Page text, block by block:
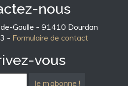
nous
Gaulle - 91410 Dourdan
- Formulaire de contact
vous